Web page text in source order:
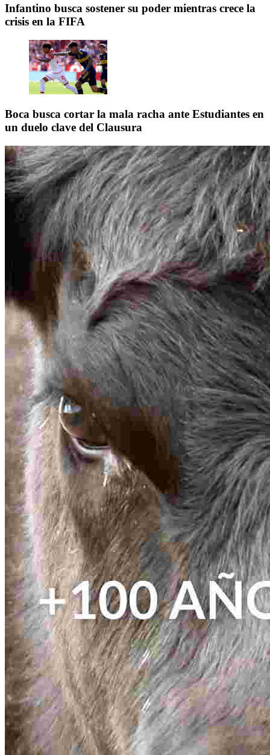
Infantino busca sostener su poder mientras crece la
crisis en la FIFA
Boca busca cortar la mala racha ante Estudiantes en
un duelo clave del Clausura